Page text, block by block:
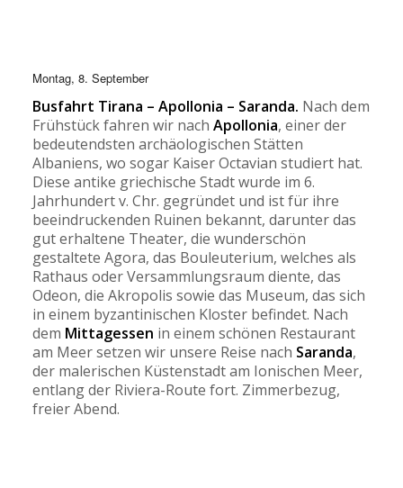
Montag, 8. September
Busfahrt Tirana – Apollonia – Saranda. Nach dem
Frühstück fahren wir nach Apollonia, einer der
bedeutendsten archäologischen Stätten
Albaniens, wo sogar Kaiser Octavian studiert hat.
Diese antike griechische Stadt wurde im 6.
Jahrhundert v. Chr. gegründet und ist für ihre
beeindruckenden Ruinen bekannt, darunter das
gut erhaltene Theater, die wunderschön
gestaltete Agora, das Bouleuterium, welches als
Rathaus oder Versammlungsraum diente, das
Odeon, die Akropolis sowie das Museum, das sich
in einem byzantinischen Kloster befindet. Nach
dem Mittagessen in einem schönen Restaurant
am Meer setzen wir unsere Reise nach Saranda,
der malerischen Küstenstadt am Ionischen Meer,
entlang der Riviera-Route fort. Zimmerbezug,
freier Abend.